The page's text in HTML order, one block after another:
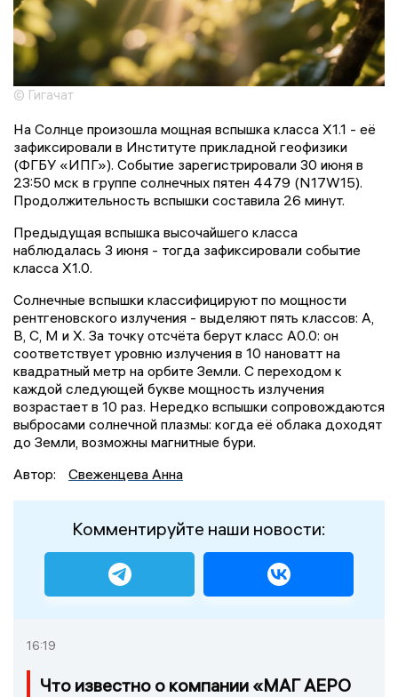
© Гигачат
На Солнце произошла мощная вспышка класса X1.1 - её
зафиксировали в Институте прикладной геофизики
(ФГБУ «ИПГ»). Событие зарегистрировали 30 июня в
23:50 мск в группе солнечных пятен 4479 (N17W15).
Продолжительность вспышки составила 26 минут.
Предыдущая вспышка высочайшего класса
наблюдалась 3 июня - тогда зафиксировали событие
класса Х1.0.
Солнечные вспышки классифицируют по мощности
рентгеновского излучения - выделяют пять классов: A,
B, C, M и X. За точку отсчёта берут класс A0.0: он
соответствует уровню излучения в 10 нановатт на
квадратный метр на орбите Земли. С переходом к
каждой следующей букве мощность излучения
возрастает в 10 раз. Нередко вспышки сопровождаются
выбросами солнечной плазмы: когда её облака доходят
до Земли, возможны магнитные бури.
Автор:
Свеженцева Анна
Комментируйте наши новости:
16:19
Что известно о компании «МАГ АЕРО